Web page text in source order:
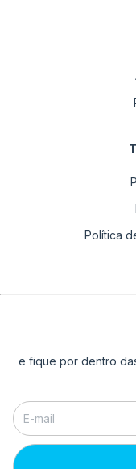
Política
e fique por dentro